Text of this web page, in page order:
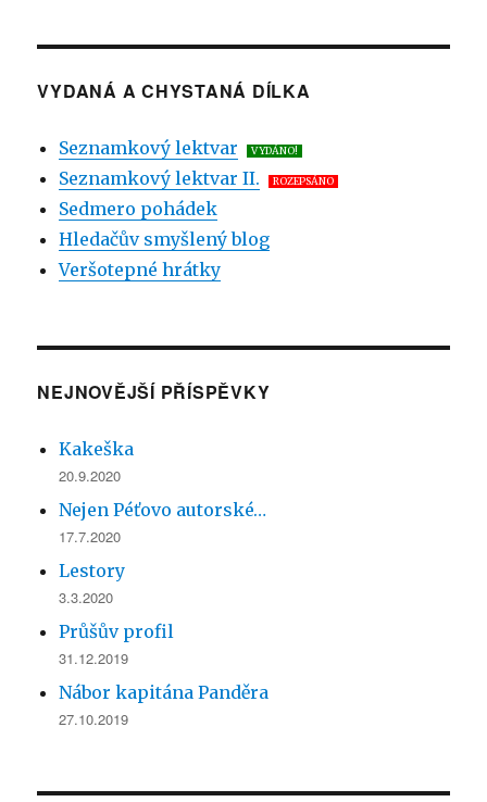
VYDANÁ A CHYSTANÁ DÍLKA
Seznamkový lektvar VYDÁNO!
Seznamkový lektvar II. ROZEPSÁNO
Sedmero pohádek
Hledačův smyšlený blog
Veršotepné hrátky
NEJNOVĚJŠÍ PŘÍSPĚVKY
Kakeška
20.9.2020
Nejen Péťovo autorské…
17.7.2020
Lestory
3.3.2020
Průšův profil
31.12.2019
Nábor kapitána Panděra
27.10.2019